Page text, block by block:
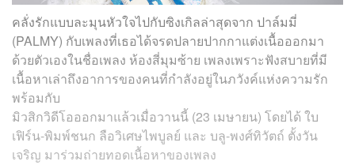
คลั่งรักแบบละมุนหัวใจไปกับซิงเกิลล่าสุดจาก ปาล์มมี่
(PALMY) กับเพลงที่เธอได้จรดปลายปากกาแต่งเนื้อออกมา
ด้วยตัวเองในชื่อเพลง ห้องสี่มุมซ้าย เพลงเพราะฟังสบายที่มี
เนื้อหาเล่าถึงอาการของคนที่กำลังอยู่ในภวังค์แห่งความรัก
พร้อมกับ
มิวสิกวิดีโอออกมาแล้วเมื่อวานนี้ (23 เมษายน) โดยได้ ใบ
เฟิร์น-พิมพ์ชนก ลือวิเศษไพบูลย์ และ บลู-พงศ์ทิวัตถ์ ตั้งวัน
เจริญ มาร่วมถ่ายทอดเนื้อหาของเพลง